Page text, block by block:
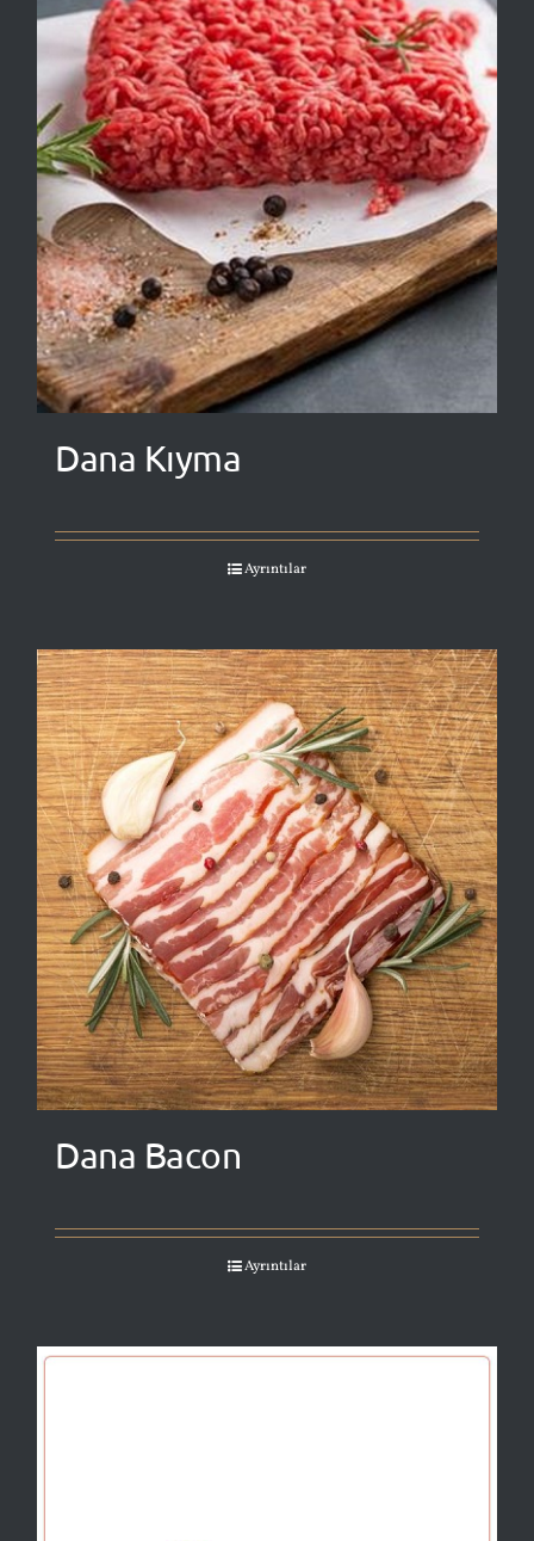
Dana Kıyma
Ayrıntılar
Dana Bacon
Ayrıntılar